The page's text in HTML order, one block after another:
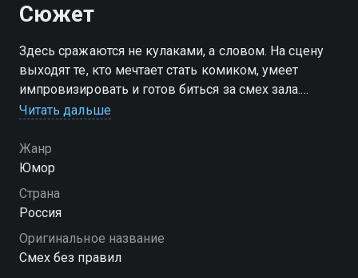
Сюжет
Здесь сражаются не кулаками, а словом. На сцену
выходят те, кто мечтает стать комиком, умеет
импровизировать и готов биться за смех зала.
Вместо оружия — чувство юмора, вместо мускулов
желание попасть в точку и вырвать аплодисменты.
Это поединок начинающих, но амбиции — на уровне
профи. «Смех без правил» — смотрите онлайн в
хорошем качестве.
Читать дальше
Жанр
Юмор
Страна
Россия
Оригинальное название
Смех без правил